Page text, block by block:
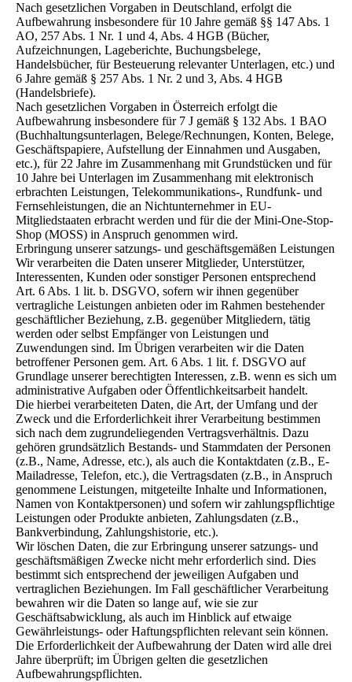
Nach gesetzlichen Vorgaben in Deutschland, erfolgt die
Aufbewahrung insbesondere für 10 Jahre gemäß §§ 147 Abs. 1
AO, 257 Abs. 1 Nr. 1 und 4, Abs. 4 HGB (Bücher,
Aufzeichnungen, Lageberichte, Buchungsbelege,
Handelsbücher, für Besteuerung relevanter Unterlagen, etc.) und
6 Jahre gemäß § 257 Abs. 1 Nr. 2 und 3, Abs. 4 HGB
(Handelsbriefe).
Nach gesetzlichen Vorgaben in Österreich erfolgt die
Aufbewahrung insbesondere für 7 J gemäß § 132 Abs. 1 BAO
(Buchhaltungsunterlagen, Belege/Rechnungen, Konten, Belege,
Geschäftspapiere, Aufstellung der Einnahmen und Ausgaben,
etc.), für 22 Jahre im Zusammenhang mit Grundstücken und für
10 Jahre bei Unterlagen im Zusammenhang mit elektronisch
erbrachten Leistungen, Telekommunikations-, Rundfunk- und
Fernsehleistungen, die an Nichtunternehmer in EU-
Mitgliedstaaten erbracht werden und für die der Mini-One-Stop-
Shop (MOSS) in Anspruch genommen wird.
Erbringung unserer satzungs- und geschäftsgemäßen Leistungen
Wir verarbeiten die Daten unserer Mitglieder, Unterstützer,
Interessenten, Kunden oder sonstiger Personen entsprechend
Art. 6 Abs. 1 lit. b. DSGVO, sofern wir ihnen gegenüber
vertragliche Leistungen anbieten oder im Rahmen bestehender
geschäftlicher Beziehung, z.B. gegenüber Mitgliedern, tätig
werden oder selbst Empfänger von Leistungen und
Zuwendungen sind. Im Übrigen verarbeiten wir die Daten
betroffener Personen gem. Art. 6 Abs. 1 lit. f. DSGVO auf
Grundlage unserer berechtigten Interessen, z.B. wenn es sich um
administrative Aufgaben oder Öffentlichkeitsarbeit handelt.
Die hierbei verarbeiteten Daten, die Art, der Umfang und der
Zweck und die Erforderlichkeit ihrer Verarbeitung bestimmen
sich nach dem zugrundeliegenden Vertragsverhältnis. Dazu
gehören grundsätzlich Bestands- und Stammdaten der Personen
(z.B., Name, Adresse, etc.), als auch die Kontaktdaten (z.B., E-
Mailadresse, Telefon, etc.), die Vertragsdaten (z.B., in Anspruch
genommene Leistungen, mitgeteilte Inhalte und Informationen,
Namen von Kontaktpersonen) und sofern wir zahlungspflichtige
Leistungen oder Produkte anbieten, Zahlungsdaten (z.B.,
Bankverbindung, Zahlungshistorie, etc.).
Wir löschen Daten, die zur Erbringung unserer satzungs- und
geschäftsmäßigen Zwecke nicht mehr erforderlich sind. Dies
bestimmt sich entsprechend der jeweiligen Aufgaben und
vertraglichen Beziehungen. Im Fall geschäftlicher Verarbeitung
bewahren wir die Daten so lange auf, wie sie zur
Geschäftsabwicklung, als auch im Hinblick auf etwaige
Gewährleistungs- oder Haftungspflichten relevant sein können.
Die Erforderlichkeit der Aufbewahrung der Daten wird alle drei
Jahre überprüft; im Übrigen gelten die gesetzlichen
Aufbewahrungspflichten.